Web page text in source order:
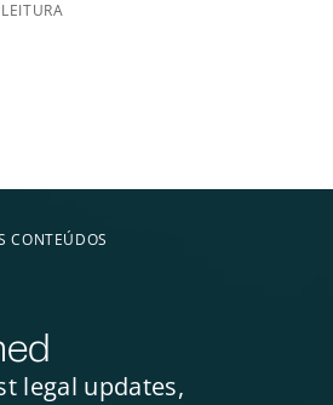
CONTEÚDOS
legal updates,